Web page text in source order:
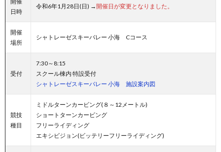
日時
令和6年1月28日(日) →開催日が変更となりました。
開催
場所
シャトレーゼスキーバレー 小海 Cコース
受付
7:30～8:15
スクール棟内 特設受付
シャトレーゼスキーバレー 小海 施設案内図
競技
種目
ミドルターンカービング(８～12メートル)
ショートターンカービング
フリーライディング
エキシビジョン(ビッテリーフリーライディング)